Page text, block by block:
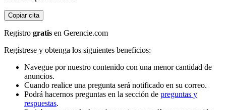
Copiar cita
Registro gratis en Gerencie.com
Regístrese y obtenga los siguientes beneficios:
Navegue por nuestro contenido con una menor cantidad de
anuncios.
Cuando realice una pregunta será notificado en su correo.
Podrá hacernos preguntas en la sección de preguntas y
respuestas.